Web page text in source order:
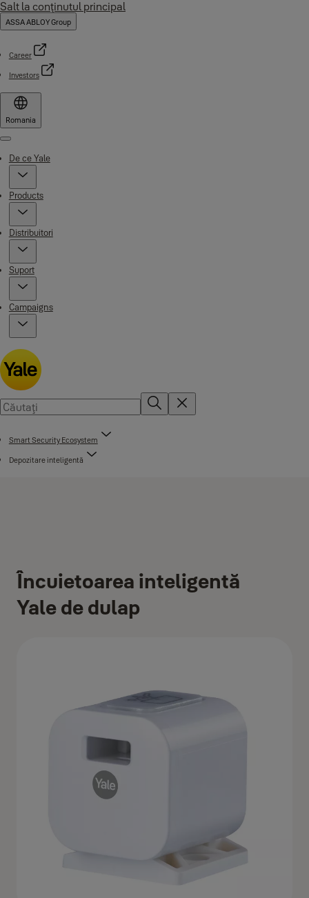
Salt la conţinutul principal
ASSA ABLOY Group
Career
Investors
Romania
Menu
De ce Yale
Products
Distribuitori
Suport
Campaigns
Smart Security Ecosystem
Depozitare inteligentă
Încuietoarea inteligentă
Yale de dulap